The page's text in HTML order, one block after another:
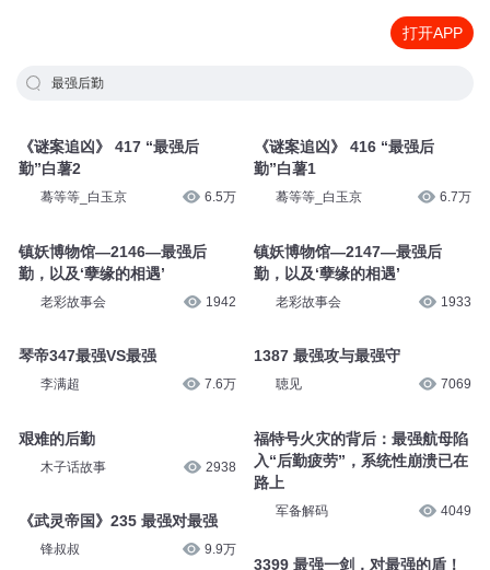
打开APP
最强后勤
《谜案追凶》 417 “最强后
勤”白薯2
蓦等等_白玉京 6.5万
镇妖博物馆—2146—最强后
勤，以及‘孽缘的相遇’
老彩故事会 1942
琴帝347最强VS最强
李满超 7.6万
艰难的后勤
木子话故事 2938
《武灵帝国》235 最强对最强
锋叔叔 9.9万
《谜案追凶》 416 “最强后
勤”白薯1
蓦等等_白玉京 6.7万
镇妖博物馆—2147—最强后
勤，以及‘孽缘的相遇’
老彩故事会 1933
1387 最强攻与最强守
聴见 7069
福特号火灾的背后：最强航母陷
入“后勤疲劳”，系统性崩溃已在
路上
军备解码 4049
3399 最强一剑，对最强的盾！